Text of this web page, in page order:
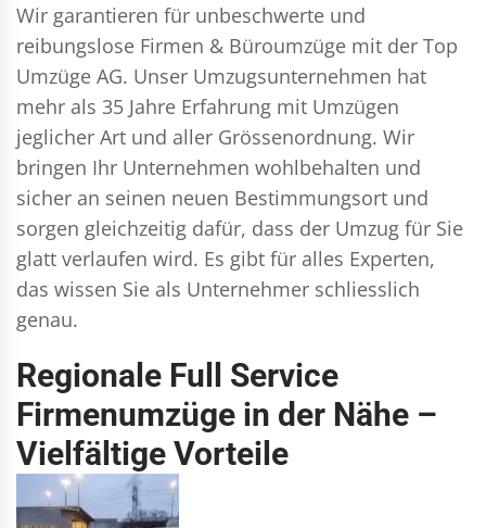
Wir garantieren für unbeschwerte und
reibungslose Firmen & Büroumzüge mit der Top
Umzüge AG. Unser Umzugsunternehmen hat
mehr als 35 Jahre Erfahrung mit Umzügen
jeglicher Art und aller Grössenordnung. Wir
bringen Ihr Unternehmen wohlbehalten und
sicher an seinen neuen Bestimmungsort und
sorgen gleichzeitig dafür, dass der Umzug für Sie
glatt verlaufen wird. Es gibt für alles Experten,
das wissen Sie als Unternehmer schliesslich
genau.
Regionale Full Service
Firmenumzüge in der Nähe –
Vielfältige Vorteile